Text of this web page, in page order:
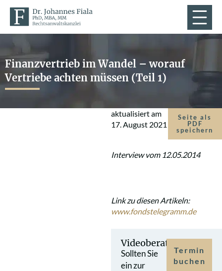
Finanzvertrieb im Wandel – worauf
Vertriebe achten müssen (Teil 1)
aktualisiert am
17. August 2021
Seite als
PDF
speichern
Interview vom 12.05.2014
Link zu diesen Artikeln:
www.fondstelegramm.de
Videoberatung
Sollten Sie
ein zur
Termin
buchen